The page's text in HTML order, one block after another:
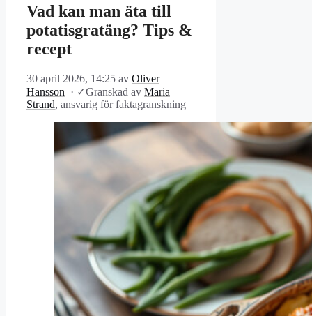
Vad kan man äta till
potatisgratäng? Tips &
recept
30 april 2026, 14:25 av Oliver
Hansson
· ✓Granskad av Maria
Strand, ansvarig för faktagranskning